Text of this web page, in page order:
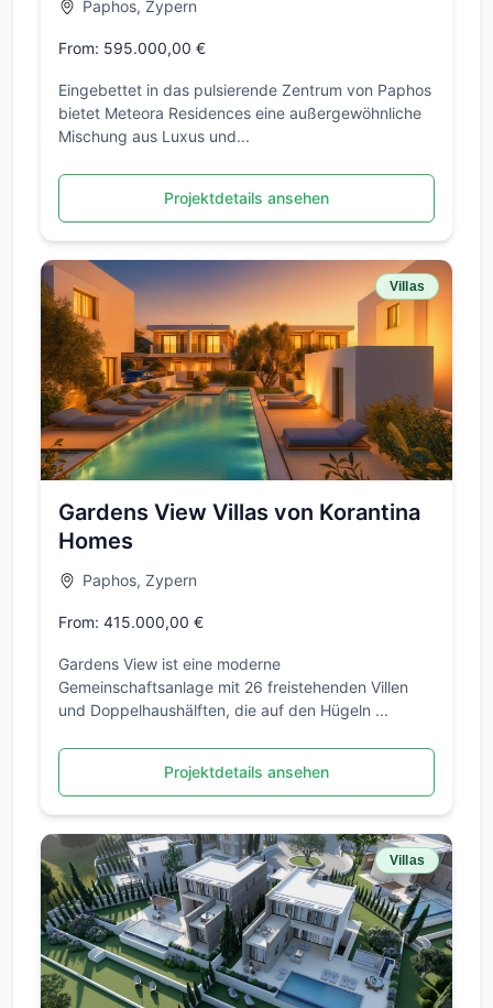
Paphos, Zypern
From: 595.000,00 €
Eingebettet in das pulsierende Zentrum von Paphos
bietet Meteora Residences eine außergewöhnliche
Mischung aus Luxus und...
Projektdetails ansehen
Villas
Gardens View Villas von Korantina
Homes
Paphos, Zypern
From: 415.000,00 €
Gardens View ist eine moderne
Gemeinschaftsanlage mit 26 freistehenden Villen
und Doppelhaushälften, die auf den Hügeln ...
Projektdetails ansehen
Villas